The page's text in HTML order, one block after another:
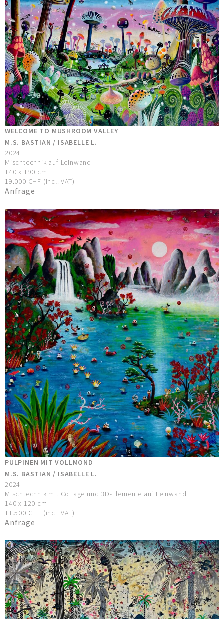
WELCOME TO MUSHROOM VALLEY
M.S. BASTIAN / ISABELLE L.
2024
Mischtechnik auf Leinwand
140 x 190 cm
19.000 CHF (incl. VAT)
Anfrage
PULPINEN MIT VOLLMOND
M.S. BASTIAN / ISABELLE L.
2024
Mischtechnik mit Collage und 3D-Elemente auf Leinwand
140 x 120 cm
11.500 CHF (incl. VAT)
Anfrage